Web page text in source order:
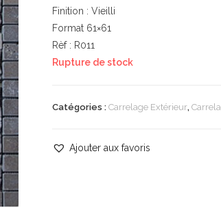
Finition : Vieilli
Format 61×61
Rèf : R011
Rupture de stock
Catégories : Carrelage Extérieur,
Ajouter aux favoris